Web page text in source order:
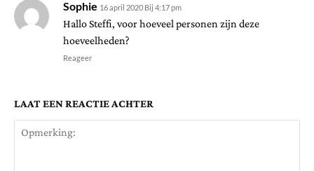
Sophie 16 april 2020 Bij 4:17 pm
Hallo Steffi, voor hoeveel personen zijn deze
hoeveelheden?
Reageer
LAAT EEN REACTIE ACHTER